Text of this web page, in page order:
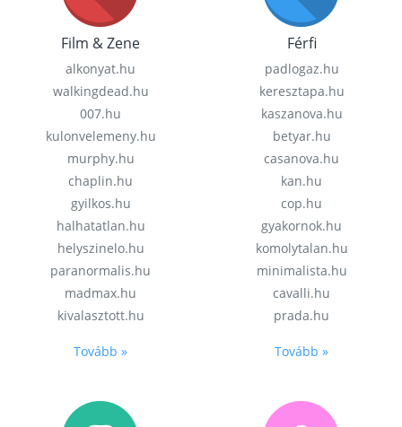
Film & Zene
alkonyat.hu
walkingdead.hu
007.hu
kulonvelemeny.hu
murphy.hu
chaplin.hu
gyilkos.hu
halhatatlan.hu
helyszinelo.hu
paranormalis.hu
madmax.hu
kivalasztott.hu
Tovább »
Férfi
padlogaz.hu
keresztapa.hu
kaszanova.hu
betyar.hu
casanova.hu
kan.hu
cop.hu
gyakornok.hu
komolytalan.hu
minimalista.hu
cavalli.hu
prada.hu
Tovább »